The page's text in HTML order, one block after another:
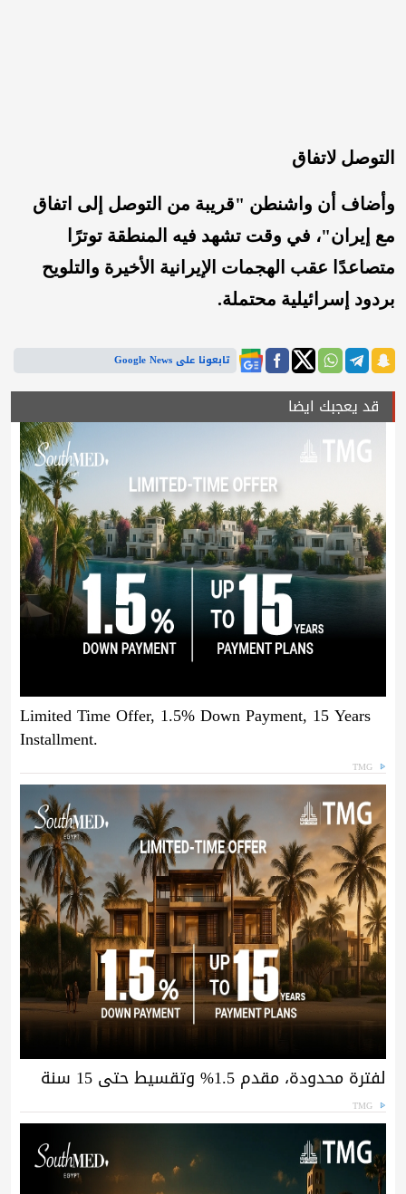
التوصل لاتفاق
وأضاف أن واشنطن "قريبة من التوصل إلى اتفاق
مع إيران"، في وقت تشهد فيه المنطقة توترًا
متصاعدًا عقب الهجمات الإيرانية الأخيرة والتلويح
بردود إسرائيلية محتملة.
تابعونا على Google News
قد يعجبك ايضا
Limited Time Offer, 1.5% Down Payment, 15 Years
Installment.
TMG
لفترة محدودة، مقدم 1.5% وتقسيط حتى 15 سنة
TMG